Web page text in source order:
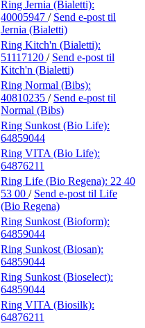
Ring Jernia (Bialetti):
40005947 / Send e-post til
Jernia (Bialetti)
Ring Kitch'n (Bialetti):
51117120 / Send e-post til
Kitch'n (Bialetti)
Ring Normal (Bibs):
40810235 / Send e-post til
Normal (Bibs)
Ring Sunkost (Bio Life):
64859044
Ring VITA (Bio Life):
64876211
Ring Life (Bio Regena): 22 40
53 00 / Send e-post til Life
(Bio Regena)
Ring Sunkost (Bioform):
64859044
Ring Sunkost (Biosan):
64859044
Ring Sunkost (Bioselect):
64859044
Ring VITA (Biosilk):
64876211